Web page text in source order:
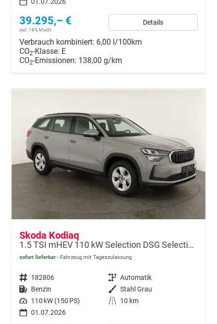
39.295,– €
incl. 19% MwSt.
Details
Verbrauch kombiniert: 6,00 l/100km
CO2-Klasse: E
CO2-Emissionen: 138,00 g/km
Skoda Kodiaq
1.5 TSI mHEV 110 kW Selection DSG Selection, AHK, Navi, Side, Kamera, Winter, 4 J.- Garantie
sofort lieferbar Fahrzeug mit Tageszulassung
Fahrzeugnr. 182806 Getriebe Automatik
Kraftstoff Benzin Außenfarbe Stahl Grau
Leistung 110 kW (150 PS) Kilometerstand
10 km
01.07.2026